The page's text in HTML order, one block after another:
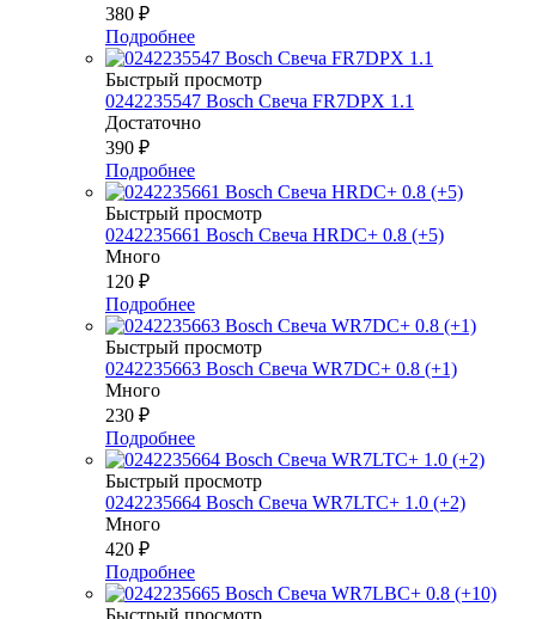
380 ₽
Подробнее
Быстрый просмотр
0242235547 Bosch Свеча FR7DPX 1.1
Достаточно
390 ₽
Подробнее
Быстрый просмотр
0242235661 Bosch Свеча HRDC+ 0.8 (+5)
Много
120 ₽
Подробнее
Быстрый просмотр
0242235663 Bosch Свеча WR7DC+ 0.8 (+1)
Много
230 ₽
Подробнее
Быстрый просмотр
0242235664 Bosch Свеча WR7LTC+ 1.0 (+2)
Много
420 ₽
Подробнее
Быстрый просмотр